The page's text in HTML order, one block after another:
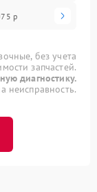
р
без учета
запчастей.
диагностику.
неисправность.